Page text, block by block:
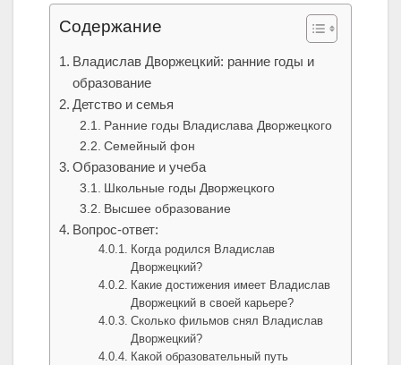
Содержание
Владислав Дворжецкий: ранние годы и
образование
Детство и семья
Ранние годы Владислава Дворжецкого
Семейный фон
Образование и учеба
Школьные годы Дворжецкого
Высшее образование
Вопрос-ответ:
Когда родился Владислав
Дворжецкий?
Какие достижения имеет Владислав
Дворжецкий в своей карьере?
Сколько фильмов снял Владислав
Дворжецкий?
Какой образовательный путь